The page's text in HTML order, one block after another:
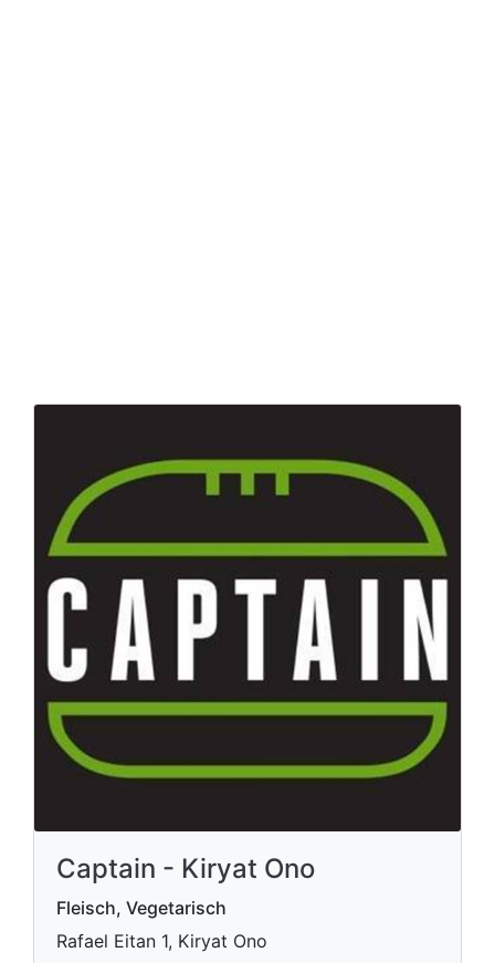
Captain - Kiryat Ono
Fleisch, Vegetarisch
Rafael Eitan 1, Kiryat Ono